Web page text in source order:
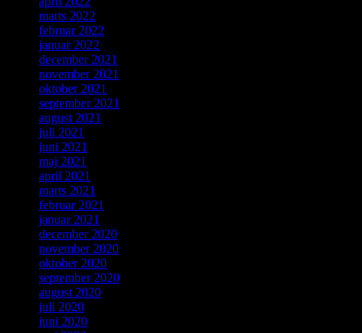
marts 2022
februar 2022
januar 2022
december 2021
november 2021
oktober 2021
september 2021
august 2021
juli 2021
juni 2021
maj 2021
april 2021
marts 2021
februar 2021
januar 2021
december 2020
november 2020
oktober 2020
september 2020
august 2020
juli 2020
juni 2020